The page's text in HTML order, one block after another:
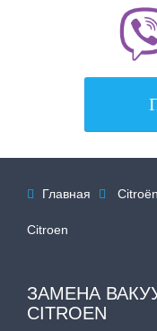
 Главная  Citroën
Citroen
ЗАМЕНА
CITROEN